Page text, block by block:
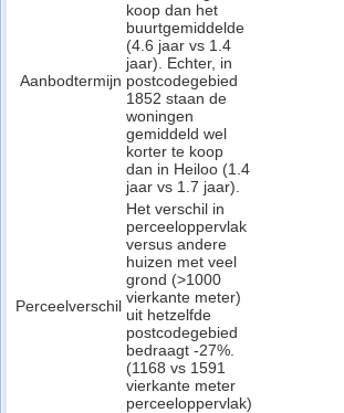
Aanbodtermijn
koop dan het
buurtgemiddelde
(4.6 jaar vs 1.4
jaar). Echter, in
postcodegebied
1852 staan de
woningen
gemiddeld wel
korter te koop
dan in Heiloo (1.4
jaar vs 1.7 jaar).
Perceelverschil
Het verschil in
perceeloppervlak
versus andere
huizen met veel
grond (>1000
vierkante meter)
uit hetzelfde
postcodegebied
bedraagt -27%.
(1168 vs 1591
vierkante meter
perceeloppervlak)